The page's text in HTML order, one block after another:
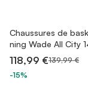
Chaussures de
ning Wade All City
118,99 €139,99 €
-15%